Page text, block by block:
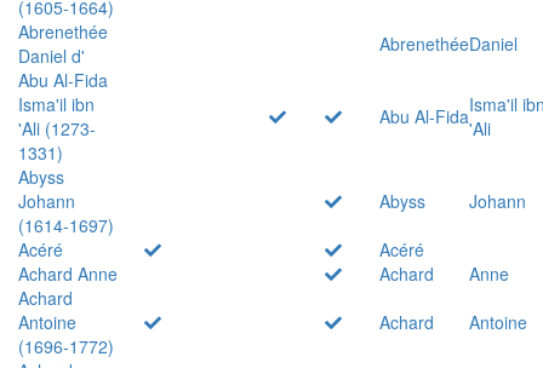
(1605-1664)
Abrenethée
Daniel d'
AbrenethéeDaniel
Abu Al-Fida
Isma'il ibn
'Ali (1273-
1331)
Abu Al-FidaIsma'il
'Ali
Abyss
Johann
(1614-1697)
Abyss
Johann
Acéré
Acéré
Achard Anne
Achard
Anne
Achard
Antoine
(1696-1772)
Achard
Antoine